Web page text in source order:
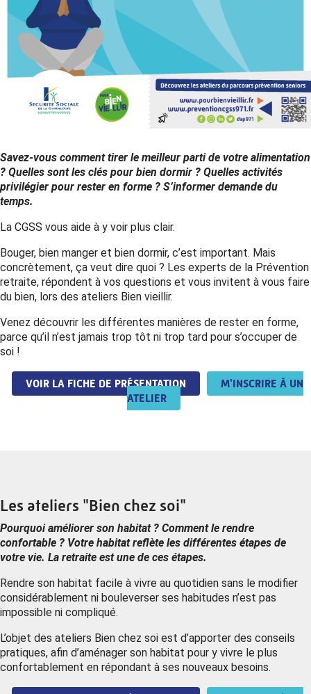
Savez-vous comment tirer le meilleur parti de votre alimentation
? Quelles sont les clés pour bien dormir ? Quelles activités
privilégier pour rester en forme ? S’informer demande du
temps.
La CGSS vous aide à y voir plus clair.
Bouger, bien manger et bien dormir, c’est important. Mais
concrètement, ça veut dire quoi ? Les experts de la Prévention
retraite, répondent à vos questions et vous invitent à vous faire
du bien, lors des ateliers Bien vieillir.
Venez découvrir les différentes manières de rester en forme,
parce qu’il n’est jamais trop tôt ni trop tard pour s’occuper de
soi !
VOIR LA FICHE DE PRÉSENTATION
M'INSCRIRE À UN
ATELIER
Les ateliers "Bien chez soi"
Pourquoi améliorer son habitat ? Comment le rendre
confortable ? Votre habitat reflète les différentes étapes de
votre vie. La retraite est une de ces étapes.
Rendre son habitat facile à vivre au quotidien sans le modifier
considérablement ni bouleverser ses habitudes n’est pas
impossible ni compliqué.
L’objet des ateliers Bien chez soi est d’apporter des conseils
pratiques, afin d’aménager son habitat pour y vivre le plus
confortablement en répondant à ses nouveaux besoins.